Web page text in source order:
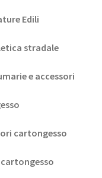
Edili
stradale
e accessori
cartongesso